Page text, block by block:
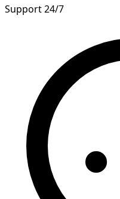
Support 24/7